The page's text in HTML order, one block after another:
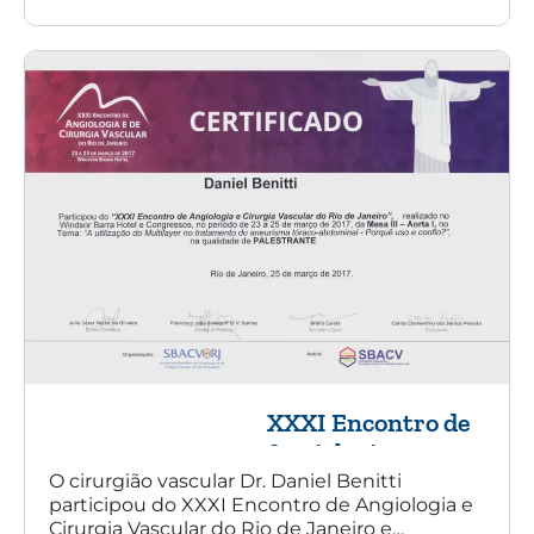
XXXI Encontro de
Angiologia e
Cirurgia Vascular
do Rio de Janeiro
O cirurgião vascular Dr. Daniel Benitti
participou do XXXI Encontro de Angiologia e
Cirurgia Vascular do Rio de Janeiro e